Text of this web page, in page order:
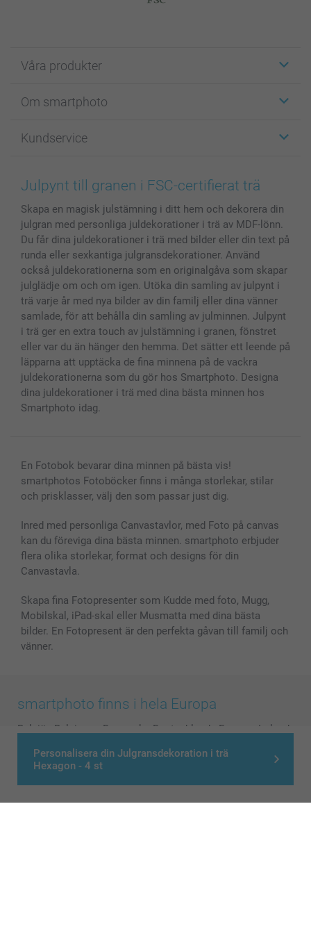
Personalisera din Julgransdekoration i trä
Hexagon - 4 st
Våra produkter
Fotokort
Fotoböcker
Bilder, Fotoförstoring & Fotohäften
Skal till Mobil & Surfplatta
MyNameBook
Fotoalmanackor & Fotoagenda
Fotoramar & Tillbehör
Presentkort
Alla fotoprodukter
Om smartphoto
För affiliates
Cookie Policy
Sitemap
Villkor och garantier
Investor Relations
Kundservice
smartgaranti
smartbonus
Priser & betalning
Status på beställningar
Julpynt till granen i FSC-certifierat trä
Skapa en magisk julstämning i ditt hem och dekorera din
julgran med personliga juldekorationer i trä av MDF-lönn.
Du får dina juldekorationer i trä med bilder eller din text på
runda eller sexkantiga julgransdekorationer. Använd
också juldekorationerna som en originalgåva som skapar
julglädje om och om igen. Utöka din samling av julpynt i
trä varje år med nya bilder av din familj eller dina vänner
samlade, för att behålla din samling av julminnen. Julpynt
i trä ger en extra touch av julstämning i granen, fönstret
eller var du än hänger den hemma. Det sätter ett leende på
läpparna att upptäcka de fina minnena på de vackra
juldekorationerna som du gör hos Smartphoto. Designa
dina juldekorationer i trä med dina bästa minnen hos
Smartphoto idag.
En Fotobok bevarar dina minnen på bästa vis!
smartphotos Fotoböcker finns i många storlekar, stilar
och prisklasser, välj den som passar just dig.
Inred med personliga Canvastavlor, med Foto på canvas
kan du föreviga dina bästa minnen. smartphoto erbjuder
flera olika storlekar, format och designs för din
Canvastavla.
Skapa fina Fotopresenter som Kudde med foto, Mugg,
Mobilskal, iPad-skal eller Musmatta med dina bästa
bilder. En Fotopresent är den perfekta gåvan till familj och
vänner.
smartphoto finns i hela Europa
België Belgique Danmark Deutschland France
Ireland
Nederland - Norge Österreich - Schweiz - Suisse
Switzerland - Suomi